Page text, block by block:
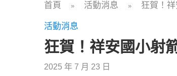
首頁 » 活動消息 » 狂賀！
活動消息
狂賀！祥安國小射
2025 年 7 月 23 日